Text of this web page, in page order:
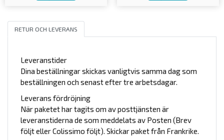
RETUR OCH LEVERANS
Leveranstider
Dina beställningar skickas vanligtvis samma dag som
beställningen och senast efter tre arbetsdagar.
Leverans fördröjning
När paketet har tagits om av posttjänsten är
leveranstiderna de som meddelats av Posten (Brev
följt eller Colissimo följt). Skickar paket från Frankrike.